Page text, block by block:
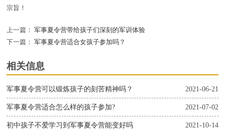
宗旨！
上一篇： 军事夏令营带给孩子们深刻的军训体验
下一篇： 军事夏令营适合女孩子参加吗？
相关信息
2021-06-21
军事夏令营可以锻炼孩子的刻苦精神吗？
2021-07-02
军事夏令营适合怎么样的孩子参加?
2021-10-14
初中孩子不爱学习到军事夏令营能变好吗